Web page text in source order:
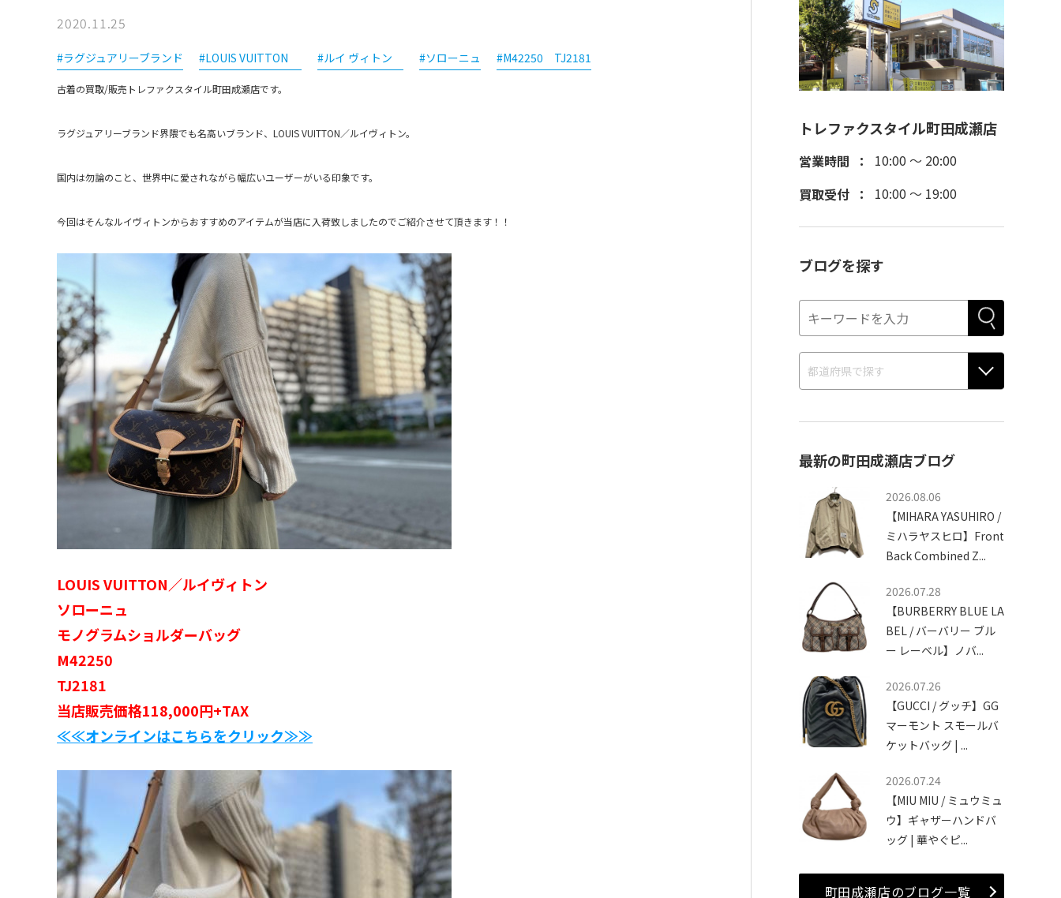
2020.11.25
#ラグジュアリーブランド #LOUIS VUITTON #ルイ ヴィトン #ソローニュ #M42250 TJ2181
古着の買取/販売トレファクスタイル町田成瀬店です。
ラグジュアリーブランド界隈でも名高いブランド、LOUIS VUITTON／ルイヴィトン。
国内は勿論のこと、世界中に愛されながら幅広いユーザーがいる印象です。
今回はそんなルイヴィトンからおすすめのアイテムが当店に入荷致しましたのでご紹介させて頂きます！！
LOUIS VUITTON／ルイヴィトン
ソローニュ
モノグラムショルダーバッグ
M42250
TJ2181
当店販売価格118,000円+TAX
≪≪オンラインはこちらをクリック≫≫
トレファクスタイル町田成瀬店
営業時間
10:00 ～ 20:00
買取受付
10:00 ～ 19:00
ブログを探す
最新の町田成瀬店ブログ
2026.08.06
【MIHARA YASUHIRO /
ミハラヤスヒロ】Front
Back Combined Z...
2026.07.28
【BURBERRY BLUE LA
BEL / バーバリー ブル
ー レーベル】ノバ...
2026.07.26
【GUCCI / グッチ】GG
マーモント スモールバ
ケットバッグ | ...
2026.07.24
【MIU MIU / ミュウミュ
ウ】ギャザーハンドバ
ッグ | 華やぐピ...
町田成瀬店のブログ一覧